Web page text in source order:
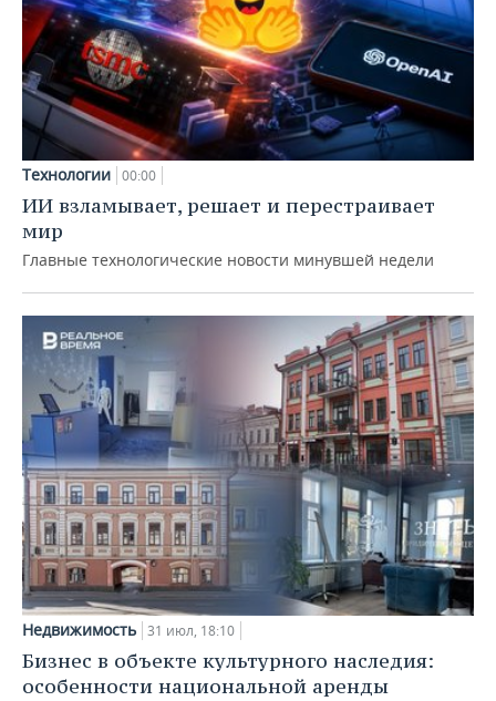
Технологии 00:00
ИИ взламывает, решает и перестраивает
мир
Главные технологические новости минувшей недели
Недвижимость 31 июл, 18:10
Бизнес в объекте культурного наследия:
особенности национальной аренды